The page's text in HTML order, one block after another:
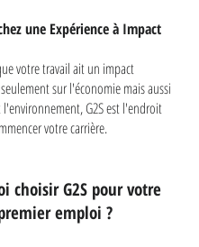
une Expérience à Impact
votre travail ait un impact
sur l'économie mais aussi
l'environnement, G2S est l'endroit
votre carrière.
choisir G2S pour votre
emploi ?